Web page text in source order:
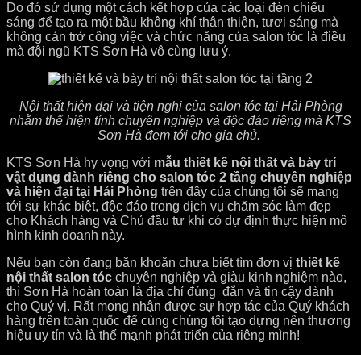
Do đó sử dụng một cách kết hợp của các loại đèn chiếu
sáng để tạo ra một bầu không khí thân thiện, tươi sáng mà
không cản trở công việc và chức năng của salon tóc là điều
mà đội ngũ KTS Sơn Hà vô cùng lưu ý.
Nội thất hiện đại và tiện nghi của salon tóc tại Hải Phòng
nhằm thể hiện tính chuyên nghiệp và độc đáo riêng mà KTS
Sơn Hà đem tới cho gia chủ.
KTS Sơn Hà hy vọng với mẫu thiết kế nội thất và bày trí
vật dụng dành riêng cho salon tóc 2 tầng chuyên nghiệp
và hiện đại tại Hải Phòng trên đây của chúng tôi sẽ mang
tới sự khác biệt, độc đáo trong dịch vụ chăm sóc làm đẹp
cho Khách hàng và Chủ đầu tư khi có dự định thực hiện mô
hình kinh doanh này.
Nếu bạn còn đang băn khoăn chưa biết tìm đơn vị thiết kế
nội thất salon tóc chuyên nghiệp và giàu kinh nghiệm nào,
thì Sơn Hà hoàn toàn là địa chỉ đúng đắn và tin cậy dành
cho Quý vị. Rất mong nhận được sự hợp tác của Quý khách
hàng trên toàn quốc để cùng chúng tôi tạo dựng nên thương
hiệu uy tín và là thế mạnh phát triển của riêng mình!